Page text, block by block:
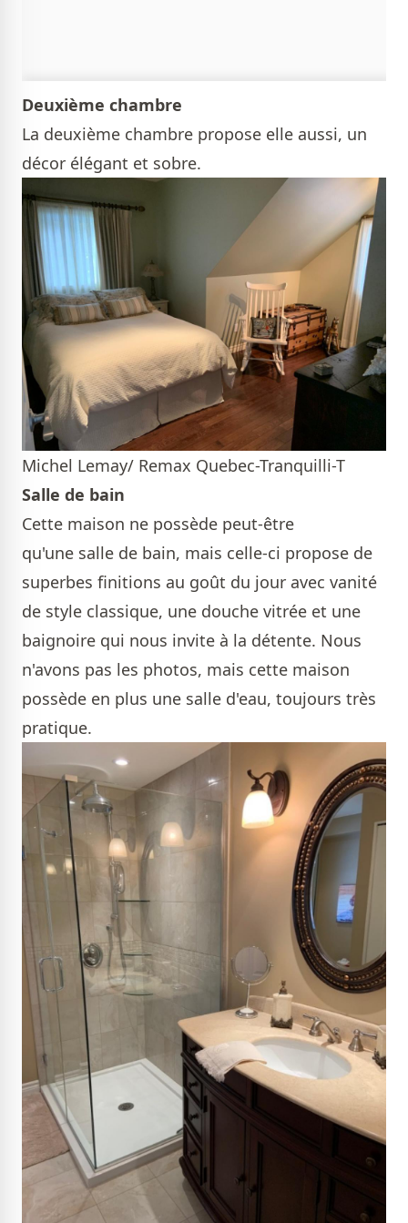
Deuxième chambre
La deuxième chambre propose elle aussi, un
décor élégant et sobre.
Michel Lemay/ Remax Quebec-Tranquilli-T
Salle de bain
Cette maison ne possède peut-être
qu'une salle de bain, mais celle-ci propose de
superbes finitions au goût du jour avec vanité
de style classique, une douche vitrée et une
baignoire qui nous invite à la détente. Nous
n'avons pas les photos, mais cette maison
possède en plus une salle d'eau, toujours très
pratique.